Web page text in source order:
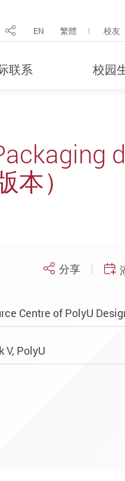
Site Search Popup
分享 EN 繁體 校友
联系 校园
）
分享
Centre of PolyU
V, PolyU